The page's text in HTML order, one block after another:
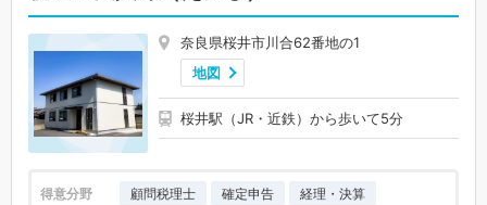
奈良県桜井市川合62番地の1
地図
桜井駅（JR・近鉄）から歩いて5分
得意分野 顧問税理士 確定申告 経理・決算